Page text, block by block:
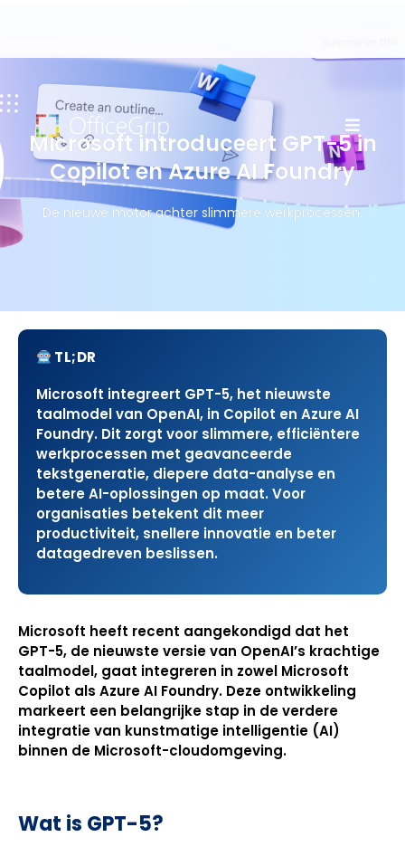
Microsoft introduceert GPT-5 in
Copilot en Azure AI Foundry
De nieuwe motor achter slimmere werkprocessen.
TL;DR
Microsoft integreert GPT-5, het nieuwste
taalmodel van OpenAI, in Copilot en Azure AI
Foundry. Dit zorgt voor slimmere, efficiëntere
werkprocessen met geavanceerde
tekstgeneratie, diepere data-analyse en
betere AI-oplossingen op maat. Voor
organisaties betekent dit meer
productiviteit, snellere innovatie en beter
datagedreven beslissen.
Microsoft heeft recent aangekondigd dat het
GPT-5, de nieuwste versie van OpenAI’s krachtige
taalmodel, gaat integreren in zowel Microsoft
Copilot als Azure AI Foundry. Deze ontwikkeling
markeert een belangrijke stap in de verdere
integratie van kunstmatige intelligentie (AI)
binnen de Microsoft-cloudomgeving.
Wat is GPT-5?